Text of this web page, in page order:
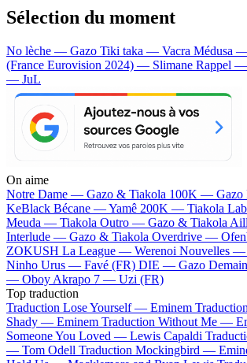
Sélection du moment
No lèche — Gazo Tiki taka — Vacra Médusa
(France Eurovision 2024) — Slimane Rappel
— JuL
On aime
Notre Dame — Gazo & Tiakola 100K — Gazo
KeBlack Bécane —Yamê 200K — Tiakola
Meuda — Tiakola Outro — Gazo & Tiakola
Interlude — Gazo & Tiakola Overdrive —
ZOKUSH La League — Werenoi Nouvelles —
Ninho Urus — Favé (FR) DIE — Gazo
— Oboy Akrapo 7 — Uzi (FR)
Top traduction
Traduction Lose Yourself — Eminem
Shady — Eminem Traduction Without Me —
Someone You Loved — Lewis Capaldi
— Tom Odell Traduction Mockingbird —